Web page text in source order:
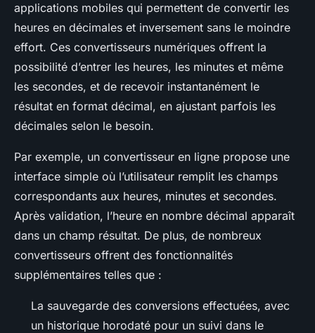
applications mobiles qui permettent de convertir les
heures en décimales et inversement sans le moindre
effort. Ces convertisseurs numériques offrent la
possibilité d’entrer les heures, les minutes et même
les secondes, et de recevoir instantanément le
résultat en format décimal, en ajustant parfois les
décimales selon le besoin.
Par exemple, un convertisseur en ligne propose une
interface simple où l’utilisateur remplit les champs
correspondants aux heures, minutes et secondes.
Après validation, l’heure en nombre décimal apparaît
dans un champ résultat. De plus, de nombreux
convertisseurs offrent des fonctionnalités
supplémentaires telles que :
La sauvegarde des conversions effectuées, avec
un historique horodaté pour un suivi dans le